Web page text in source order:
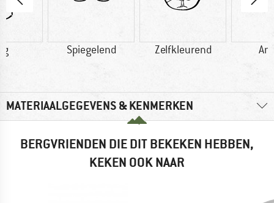
g Spiegelend Zelfkleurend
MATERIAALGEGEVENS & KENMERKEN
BERGVRIENDEN DIE DIT BEKEKEN HEBBEN,
KEKEN OOK NAAR